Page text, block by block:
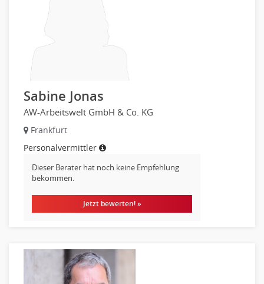
Sabine Jonas
AW-Arbeitswelt GmbH & Co. KG
Frankfurt
Personalvermittler
Dieser Berater hat noch keine Empfehlung
bekommen.
Jetzt bewerten! »